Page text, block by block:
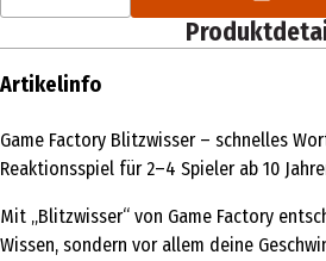
Artikelinfo
Game Factory Blitzwisser – schnelles
Reaktionsspiel für 2–4 Spieler ab 10
Mit „Blitzwisser“ von Game Factory
Wissen, sondern vor allem deine